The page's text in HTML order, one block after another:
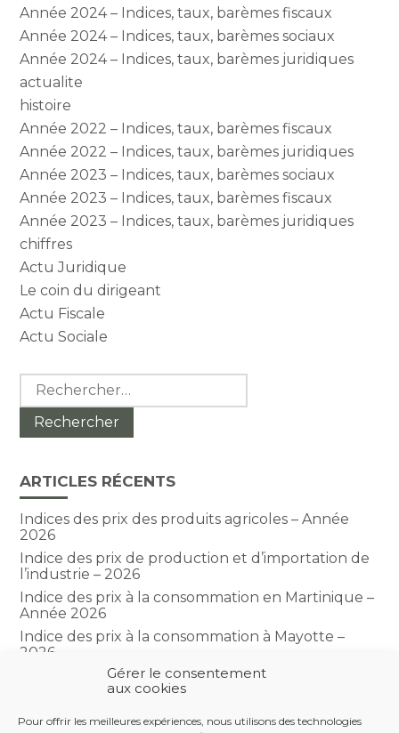
Gérer le consentement
aux cookies
Pour offrir les meilleures expériences, nous utilisons des technologies
Année 2024 – Indices, taux, barèmes fiscaux
Année 2024 – Indices, taux, barèmes sociaux
Année 2024 – Indices, taux, barèmes juridiques
actualite
histoire
Année 2022 – Indices, taux, barèmes fiscaux
Année 2022 – Indices, taux, barèmes juridiques
Année 2023 – Indices, taux, barèmes sociaux
Année 2023 – Indices, taux, barèmes fiscaux
Année 2023 – Indices, taux, barèmes juridiques
chiffres
Actu Juridique
Le coin du dirigeant
Actu Fiscale
Actu Sociale
Rechercher :
ARTICLES RÉCENTS
Indices des prix des produits agricoles – Année
2026
Indice des prix de production et d’importation de
l’industrie – 2026
Indice des prix à la consommation en Martinique –
Année 2026
Indice des prix à la consommation à Mayotte –
2026
Indice du climat des affaires dans le BTP – Année